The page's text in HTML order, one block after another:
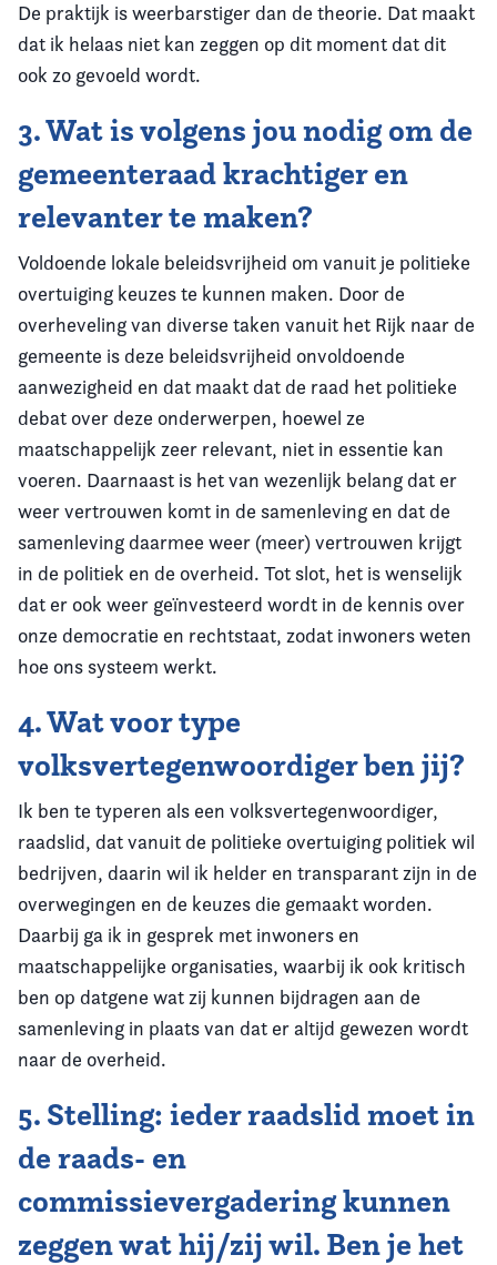
De praktijk is weerbarstiger dan de theorie. Dat maakt
dat ik helaas niet kan zeggen op dit moment dat dit
ook zo gevoeld wordt.
3. Wat is volgens jou nodig om de
gemeenteraad krachtiger en
relevanter te maken?
Voldoende lokale beleidsvrijheid om vanuit je politieke
overtuiging keuzes te kunnen maken. Door de
overheveling van diverse taken vanuit het Rijk naar de
gemeente is deze beleidsvrijheid onvoldoende
aanwezigheid en dat maakt dat de raad het politieke
debat over deze onderwerpen, hoewel ze
maatschappelijk zeer relevant, niet in essentie kan
voeren. Daarnaast is het van wezenlijk belang dat er
weer vertrouwen komt in de samenleving en dat de
samenleving daarmee weer (meer) vertrouwen krijgt
in de politiek en de overheid. Tot slot, het is wenselijk
dat er ook weer geïnvesteerd wordt in de kennis over
onze democratie en rechtstaat, zodat inwoners weten
hoe ons systeem werkt.
4. Wat voor type
volksvertegenwoordiger ben jij?
Ik ben te typeren als een volksvertegenwoordiger,
raadslid, dat vanuit de politieke overtuiging politiek wil
bedrijven, daarin wil ik helder en transparant zijn in de
overwegingen en de keuzes die gemaakt worden.
Daarbij ga ik in gesprek met inwoners en
maatschappelijke organisaties, waarbij ik ook kritisch
ben op datgene wat zij kunnen bijdragen aan de
samenleving in plaats van dat er altijd gewezen wordt
naar de overheid.
5. Stelling: ieder raadslid moet in
de raads- en
commissievergadering kunnen
zeggen wat hij/zij wil. Ben je het